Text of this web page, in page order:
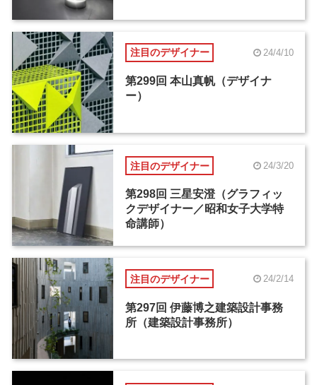
注目のデザイナー 24/4/10
第299回 本山真帆（デザイナ
ー）
注目のデザイナー 24/3/20
第298回 三星安澄（グラフィッ
クデザイナー／昭和女子大学特
命講師）
注目のデザイナー 24/2/14
第297回 伊藤博之建築設計事務
所（建築設計事務所）